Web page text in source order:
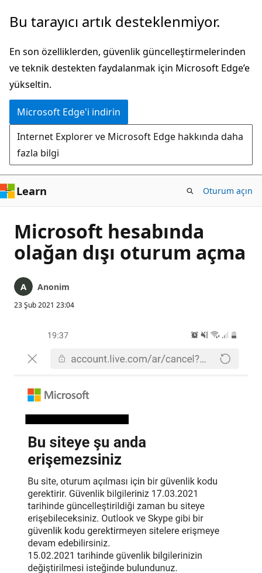
Ana
atla
Bu tarayıcı artık desteklenmiyor.
En son özelliklerden, güvenlik güncelleştirmelerinden
ve teknik destekten faydalanmak için Microsoft Edge’e
yükseltin.
Microsoft Edge'i indirin
Internet Explorer ve Microsoft Edge hakkında daha
fazla bilgi
Learn Oturum açın
Microsoft hesabında
olağan dışı oturum açma
Anonim
23 Şub 2021 23:04